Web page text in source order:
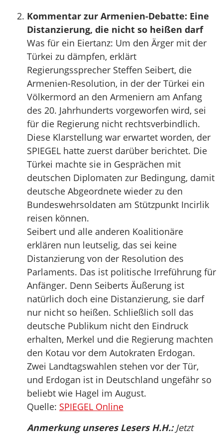
Kommentar zur Armenien-Debatte: Eine
Distanzierung, die nicht so heißen darf
Was für ein Eiertanz: Um den Ärger mit der
Türkei zu dämpfen, erklärt
Regierungssprecher Steffen Seibert, die
Armenien-Resolution, in der der Türkei ein
Völkermord an den Armeniern am Anfang
des 20. Jahrhunderts vorgeworfen wird, sei
für die Regierung nicht rechtsverbindlich.
Diese Klarstellung war erwartet worden, der
SPIEGEL hatte zuerst darüber berichtet. Die
Türkei machte sie in Gesprächen mit
deutschen Diplomaten zur Bedingung, damit
deutsche Abgeordnete wieder zu den
Bundeswehrsoldaten am Stützpunkt Incirlik
reisen können.
Seibert und alle anderen Koalitionäre
erklären nun leutselig, das sei keine
Distanzierung von der Resolution des
Parlaments. Das ist politische Irreführung für
Anfänger. Denn Seiberts Äußerung ist
natürlich doch eine Distanzierung, sie darf
nur nicht so heißen. Schließlich soll das
deutsche Publikum nicht den Eindruck
erhalten, Merkel und die Regierung machten
den Kotau vor dem Autokraten Erdogan.
Zwei Landtagswahlen stehen vor der Tür,
und Erdogan ist in Deutschland ungefähr so
beliebt wie Hagel im August.
Quelle: SPIEGEL Online
Anmerkung unseres Lesers H.H.:Jetzt